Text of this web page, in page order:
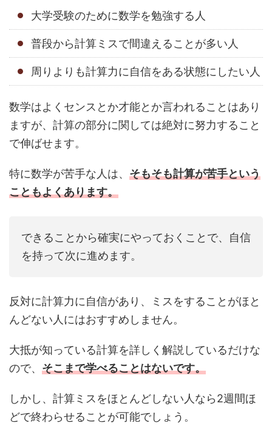
大学受験のために数学を勉強する人
普段から計算ミスで間違えることが多い人
周りよりも計算力に自信をある状態にしたい人
数学はよくセンスとか才能とか言われることはあり
ますが、計算の部分に関しては絶対に努力すること
で伸ばせます。
特に数学が苦手な人は、 そもそも計算が苦手という
こともよくあります。
できることから確実にやっておくことで、自信
を持って次に進めます。
反対に計算力に自信があり、ミスをすることがほと
んどない人にはおすすめしません。
大抵が知っている計算を詳しく解説しているだけな
ので、 そこまで学べることはないです。
しかし、計算ミスをほとんどしない人なら2週間ほ
どで終わらせることが可能でしょう。